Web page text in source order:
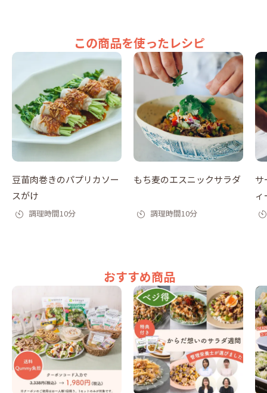
この商品を使ったレシピ
豆苗肉巻きのパプリカソー
スがけ
調理時間10分
もち麦のエスニックサラダ
調理時間10分
サ
ィ
おすすめ商品